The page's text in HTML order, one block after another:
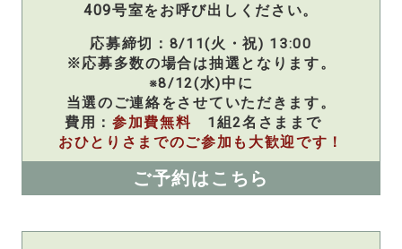
409号室をお呼び出しください。
応募締切：8/11(火・祝) 13:00
※応募多数の場合は抽選となります。
※8/12(水)中に
当選のご連絡をさせていただきます。
費用： 参加費無料 1組2名さままで
おひとりさまでのご参加も大歓迎です！
ご予約はこちら